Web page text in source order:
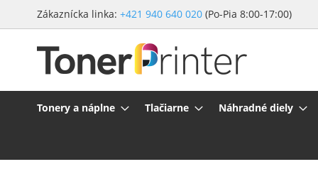
Preskočiť
na
Zákaznícka linka: +421 940 640 020 (Po-Pia 8:00-17:00)
Tonery a náplne Tlačiarne Náhradné diely